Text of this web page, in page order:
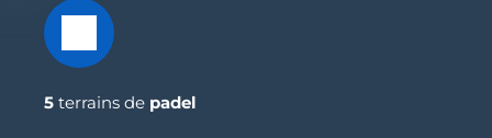
5 terrains de padel